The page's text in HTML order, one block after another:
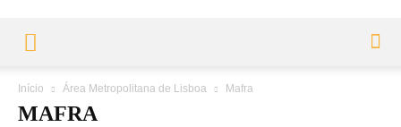
Início Área Metropolitana de Lisboa Mafra
MAFRA